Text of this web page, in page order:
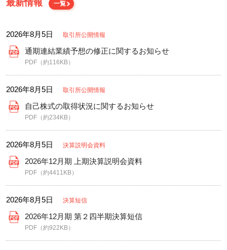
最新情報 一覧
2026年8月5日 取引所公開情報
通期連結業績予想の修正に関するお知らせ
PDF（約116KB）
2026年8月5日 取引所公開情報
自己株式の取得状況に関するお知らせ
PDF（約234KB）
2026年8月5日 決算説明会資料
2026年12月期 上期決算説明会資料
PDF（約4411KB）
2026年8月5日 決算短信
2026年12月期 第２四半期決算短信
PDF（約922KB）